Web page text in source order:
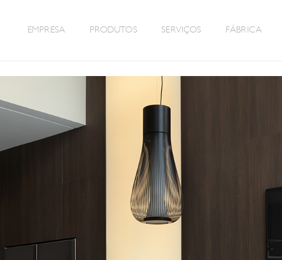
EMPRESA PRODUTOS SERVIÇOS FÁBRICA